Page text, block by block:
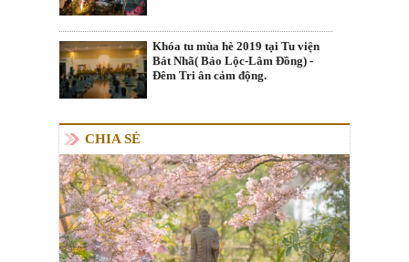
Khóa tu mùa hè 2019 tại Tu viện
Bát Nhã( Bảo Lộc-Lâm Đồng) -
Đêm Tri ân cảm động.
CHIA SẺ